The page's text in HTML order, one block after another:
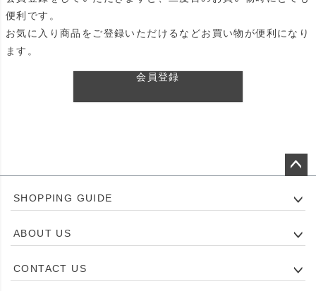
便利です。
お気に入り商品をご登録いただけるなどお買い物が便利になり
ます。
会員登録
ジト
へ
SHOPPING GUIDE
ABOUT US
CONTACT US